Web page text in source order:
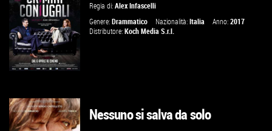
VAI ALLA SCHEDA
GUARDA IL TRAILER
Regia di:Alex Infascelli
Genere:Drammatico Nazionalità:Italia Anno:2017
Distributore:Koch Media S.r.l.
Nessuno si salva da solo